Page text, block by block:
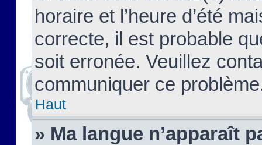
horaire et l’heure d’été
correcte, il est probable
soit erronée. Veuillez
communiquer ce
Haut
» Ma langue n’apparaît